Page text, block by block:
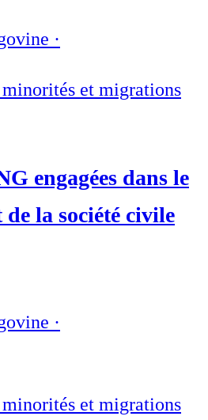
·
et migrations
engagées dans le
la société civile
·
et migrations